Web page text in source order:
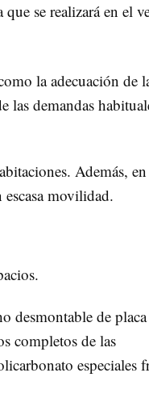
se realizará en el
la adecuación de
las demandas
Además, en
movilidad.
desmontable de placa
completos de las
especiales